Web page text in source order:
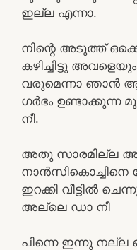
ഇല്ല എന്നാ.
നിന്റെ അടുത്ത്
കഴിച്ചിട്ടു
വരുമെന്നാ ഞാൻ
ഗർഭം
നീ.
അതു സാരമില്ല
നാൻസികൊച്ചിനെ
ഇറക്കി വീട്ടിൽ
അല്ലെ ഡാ നീ
പിന്നെ ഇന്നു നല്ല